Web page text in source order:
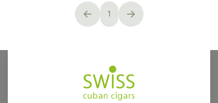
You're currently reading page
1